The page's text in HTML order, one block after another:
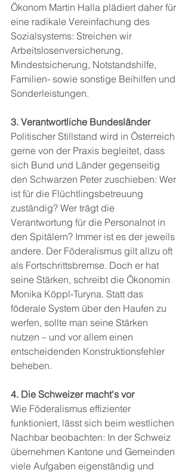
Ökonom Martin Halla plädiert daher für
eine radikale Vereinfachung des
Sozialsystems: Streichen wir
Arbeitslosenversicherung,
Mindestsicherung, Notstandshilfe,
Familien- sowie sonstige Beihilfen und
Sonderleistungen.
3. Verantwortliche Bundesländer
Politischer Stillstand wird in Österreich
gerne von der Praxis begleitet, dass
sich Bund und Länder gegenseitig
den Schwarzen Peter zuschieben: Wer
ist für die Flüchtlingsbetreuung
zuständig? Wer trägt die
Verantwortung für die Personalnot in
den Spitälern? Immer ist es der jeweils
andere. Der Föderalismus gilt allzu oft
als Fortschrittsbremse. Doch er hat
seine Stärken, schreibt die Ökonomin
Monika Köppl-Turyna. Statt das
föderale System über den Haufen zu
werfen, sollte man seine Stärken
nutzen – und vor allem einen
entscheidenden Konstruktionsfehler
beheben.
4. Die Schweizer macht's vor
Wie Föderalismus effizienter
funktioniert, lässt sich beim westlichen
Nachbar beobachten: In der Schweiz
übernehmen Kantone und Gemeinden
viele Aufgaben eigenständig und